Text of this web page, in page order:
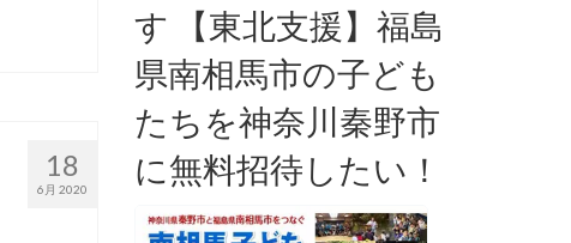
18
6月 2020
す 【東北支援】福島
県南相馬市の子ども
たちを神奈川秦野市
に無料招待したい！